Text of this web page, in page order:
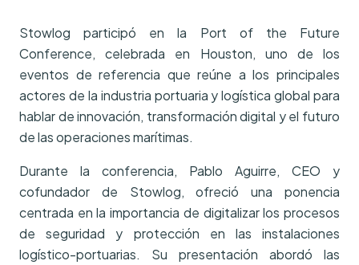
Stowlog participó en la Port of the Future
Conference, celebrada en Houston, uno de los
eventos de referencia que reúne a los principales
actores de la industria portuaria y logística global para
hablar de innovación, transformación digital y el futuro
de las operaciones marítimas.
Durante la conferencia, Pablo Aguirre, CEO y
cofundador de Stowlog, ofreció una ponencia
centrada en la importancia de digitalizar los procesos
de seguridad y protección en las instalaciones
logístico-portuarias. Su presentación abordó las